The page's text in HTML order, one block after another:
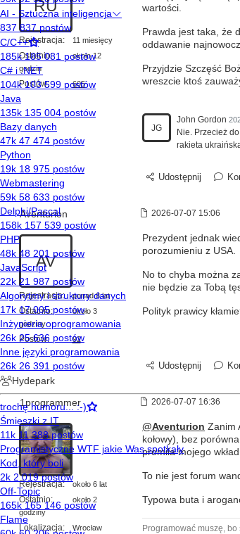
RU
Rejestracja: 11 miesięcy
Ostatnio:
około 12
godzin
Postów: 605
wartości.
Prawda jest taka, że
oddawanie
Przyjdzie Szczęść
wreszcie ktoś
JG
John Gordon
Nie. Przecież
rakieta
Udostępnij
Aventurion 2026-07-07 15:06
AV
Rejestracja: ponad 8 lat
Ostatnio:
około 3
godziny
Postów: 92
Prezydent jednak
porozumieniu z USA.
No to chyba można
nie będzie za Tobą
Polityk prawicy
Udostępnij
1programmer 2026-07-07 16:36
Rejestracja: około 6 lat
Ostatnio:
około 2
godziny
Lokalizacja: Wrocław
@Aventurion Zanim
kołowy), bez
promila mojego
To nie jest forum
Typowa buta i
Programować muszę, bo